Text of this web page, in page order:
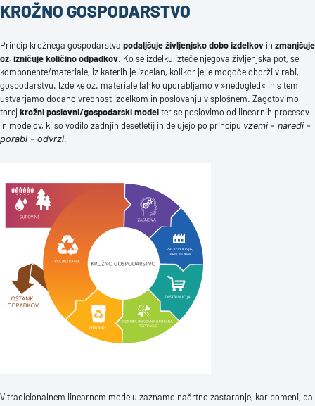
KROŽNO GOSPODARSTVO
Princip krožnega gospodarstva podaljšuje življenjsko dobo izdelkov in zmanjšuje
oz. izničuje količino odpadkov. Ko se izdelku izteče njegova življenjska pot, se
komponente/materiale, iz katerih je izdelan, kolikor je le mogoče obdrži v rabi,
gospodarstvu. Izdelke oz. materiale lahko uporabljamo v »nedogled« in s tem
ustvarjamo dodano vrednost izdelkom in poslovanju v splošnem. Zagotovimo
torejkrožni poslovni/gospodarski modelter se poslovimo od linearnih procesov
in modelov, ki so vodilo zadnjih desetletij in delujejo po principu vzemi - naredi -
porabi - odvrzi.
V tradicionalnem linearnem modelu zaznamo načrtno zastaranje, kar pomeni, da